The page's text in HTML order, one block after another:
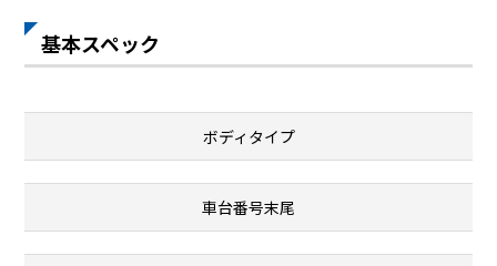
基本スペック
ボディタイプ
車台番号末尾